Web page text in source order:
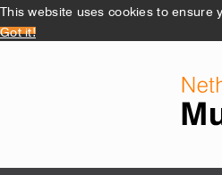
This website uses cookies to ensure
Got it!